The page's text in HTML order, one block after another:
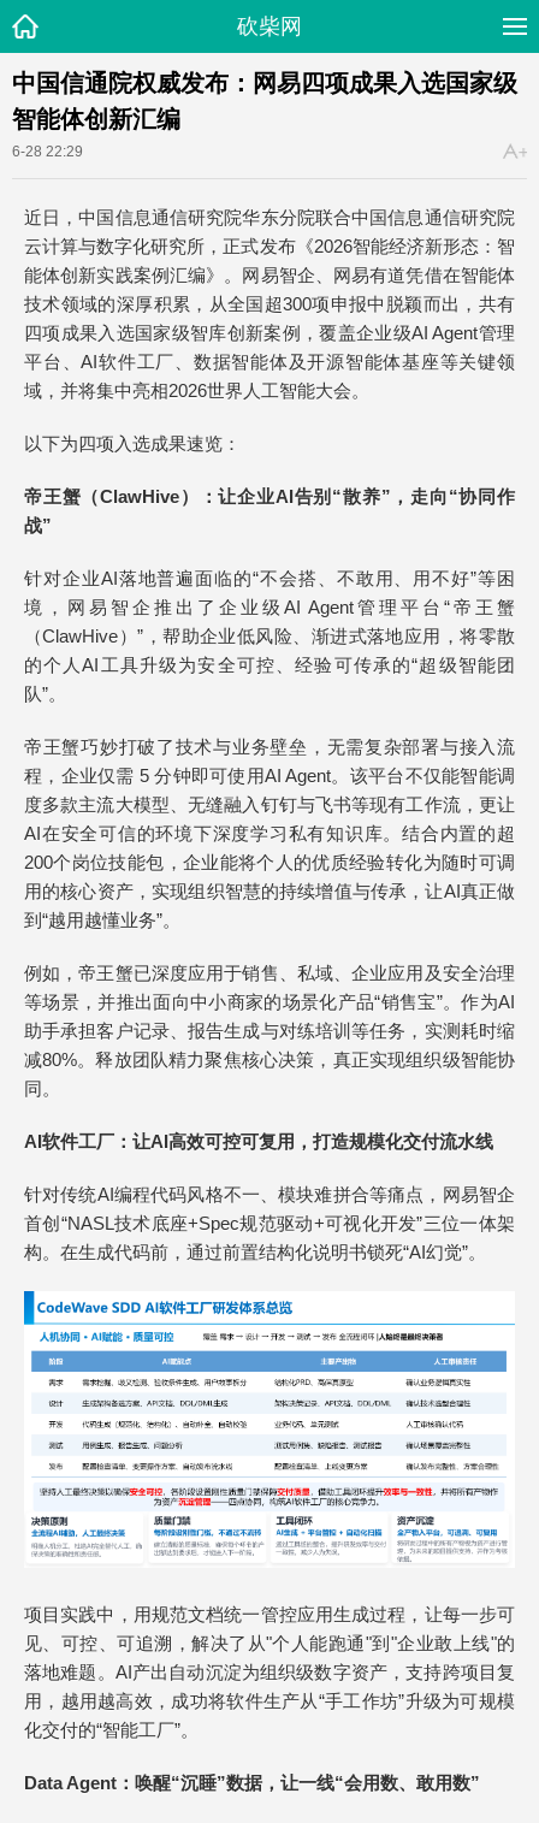
砍柴网
中国信通院权威发布：网易四项成果入选国家级
智能体创新汇编
6-28 22:29
近日，中国信息通信研究院华东分院联合中国信息通信研究院
云计算与数字化研究所，正式发布《2026智能经济新形态：智
能体创新实践案例汇编》。网易智企、网易有道凭借在智能体
技术领域的深厚积累，从全国超300项申报中脱颖而出，共有
四项成果入选国家级智库创新案例，覆盖企业级AI Agent管理
平台、AI软件工厂、数据智能体及开源智能体基座等关键领
域，并将集中亮相2026世界人工智能大会。
以下为四项入选成果速览：
帝王蟹（ClawHive）：让企业AI告别“散养”，走向“协同作
战”
针对企业AI落地普遍面临的“不会搭、不敢用、用不好”等困
境，网易智企推出了企业级AI Agent管理平台“帝王蟹
（ClawHive）”，帮助企业低风险、渐进式落地应用，将零散
的个人AI工具升级为安全可控、经验可传承的“超级智能团
队”。
帝王蟹巧妙打破了技术与业务壁垒，无需复杂部署与接入流
程，企业仅需 5 分钟即可使用AI Agent。该平台不仅能智能调
度多款主流大模型、无缝融入钉钉与飞书等现有工作流，更让
AI在安全可信的环境下深度学习私有知识库。结合内置的超
200个岗位技能包，企业能将个人的优质经验转化为随时可调
用的核心资产，实现组织智慧的持续增值与传承，让AI真正做
到“越用越懂业务”。
例如，帝王蟹已深度应用于销售、私域、企业应用及安全治理
等场景，并推出面向中小商家的场景化产品“销售宝”。作为AI
助手承担客户记录、报告生成与对练培训等任务，实测耗时缩
减80%。释放团队精力聚焦核心决策，真正实现组织级智能协
同。
AI软件工厂：让AI高效可控可复用，打造规模化交付流水线
针对传统AI编程代码风格不一、模块难拼合等痛点，网易智企
首创“NASL技术底座+Spec规范驱动+可视化开发”三位一体架
构。在生成代码前，通过前置结构化说明书锁死“AI幻觉”。
项目实践中，用规范文档统一管控应用生成过程，让每一步可
见、可控、可追溯，解决了从"个人能跑通"到"企业敢上线"的
落地难题。AI产出自动沉淀为组织级数字资产，支持跨项目复
用，越用越高效，成功将软件生产从“手工作坊”升级为可规模
化交付的“智能工厂”。
Data Agent：唤醒“沉睡”数据，让一线“会用数、敢用数”